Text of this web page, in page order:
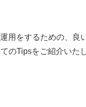
用をするための、良
のTipsをご紹介いた